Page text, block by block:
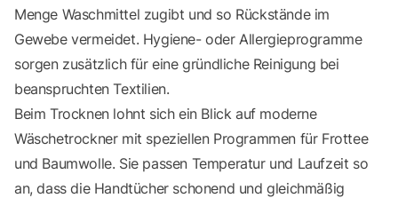
Menge Waschmittel zugibt und so Rückstände im
Gewebe vermeidet. Hygiene- oder Allergieprogramme
sorgen zusätzlich für eine gründliche Reinigung bei
beanspruchten Textilien.
Beim Trocknen lohnt sich ein Blick auf moderne
Wäschetrockner mit speziellen Programmen für Frottee
und Baumwolle. Sie passen Temperatur und Laufzeit so
an, dass die Handtücher schonend und gleichmäßig